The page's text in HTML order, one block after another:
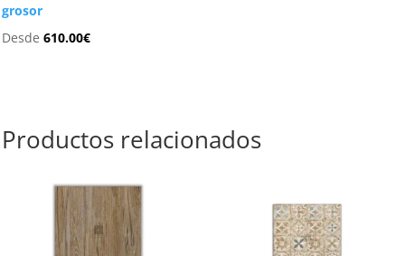
grosor
Desde610.00€
Productos relacionados